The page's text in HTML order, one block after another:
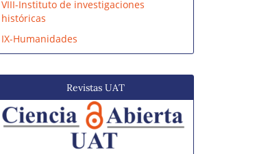
VIII-Instituto de investigaciones
históricas
IX-Humanidades
Revistas UAT